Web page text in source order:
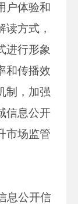
户体验和
方式，
进行形象
和传播效
制，加强
信息公开
市场监管
息公开信